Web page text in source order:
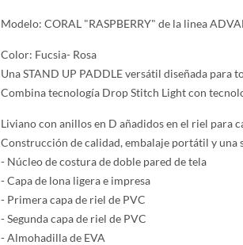
Modelo: CORAL "RASPBERRY" de la linea
Color: Fucsia- Rosa
Una STAND UP PADDLE versátil diseñada para
Combina tecnología Drop Stitch Light con
Liviano con anillos en D añadidos en el riel para
Construcción de calidad, embalaje portátil y una
- Núcleo de costura de doble pared de tela
- Capa de lona ligera e impresa
- Primera capa de riel de PVC
- Segunda capa de riel de PVC
- Almohadilla de EVA